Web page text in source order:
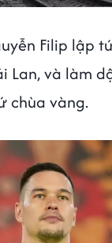
Filip lập
Lan, và làm
chùa vàng.